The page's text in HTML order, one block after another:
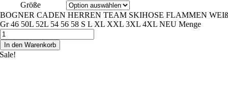
Größe
BOGNER CADEN HERREN TEAM SKIHOSE FLAMMEN
Gr 46 50L 52L 54 56 58 S L XL XXL 3XL 4XL NEU Menge
In den Warenkorb
Sale!